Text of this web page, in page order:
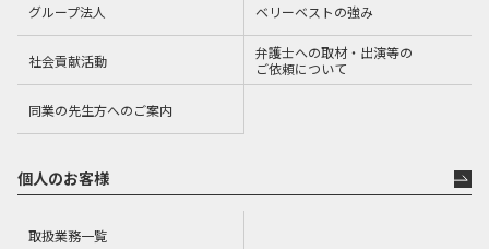
グループ法人 ベリーベストの強み
社会貢献活動
弁護士への取材・出演等の
ご依頼について
同業の先生方へのご案内
個人のお客様
取扱業務一覧